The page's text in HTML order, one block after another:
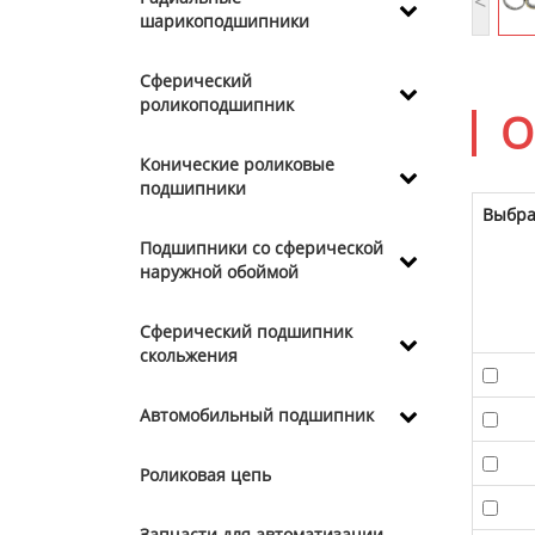
шарикоподшипники
Сферический
роликоподшипник
Конические роликовые
подшипники
Подшипники со сферической
наружной обоймой
Сферический подшипник
скольжения
Автомобильный подшипник
Роликовая цепь